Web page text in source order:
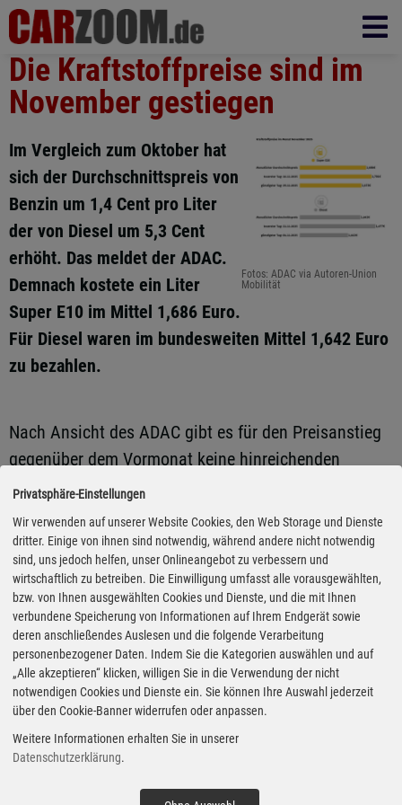
Die Kraftstoffpreise sind im
November gestiegen
Fotos: ADAC via Autoren-Union
Mobilität
Im Vergleich zum Oktober hat
sich der Durchschnittspreis von
Benzin um 1,4 Cent pro Liter
der von Diesel um 5,3 Cent
erhöht. Das meldet der ADAC.
Demnach kostete ein Liter
Super E10 im Mittel 1,686 Euro.
Für Diesel waren im bundesweiten Mittel 1,642 Euro
zu bezahlen.
Nach Ansicht des ADAC gibt es für den Preisanstieg
gegenüber dem Vormonat keine hinreichenden
Gründe. Ein Barrel Rohöl der Sorte Brent kostete im
November etwas weniger als 64 US-Dollar und damit
in etwa so viel wie im Oktober. Lediglich der Euro war
im Vergleich zum US-Dollar im November geringfügig
schwächer als im Oktober.
Im Vergleich zum Vorjahr zeichnet sich aber ab, dass
Tanken bei beiden Sorten 2025 um einige Cent
günstiger sein wird. So liegt nach elf Monaten der
Jahresdurchschnittspreis für Super E10 laut ADAC im
Mittel bei 1,691 Euro und damit 4,8 Cent unter dem
Privatsphäre-Einstellungen
Wir verwenden auf unserer Website Cookies, den Web Storage und Dienste
dritter. Einige von ihnen sind notwendig, während andere nicht notwendig
sind, uns jedoch helfen, unser Onlineangebot zu verbessern und
wirtschaftlich zu betreiben. Die Einwilligung umfasst alle vorausgewählten,
bzw. von Ihnen ausgewählten Cookies und Dienste, und die mit Ihnen
verbundene Speicherung von Informationen auf Ihrem Endgerät sowie
deren anschließendes Auslesen und die folgende Verarbeitung
personenbezogener Daten. Indem Sie die Kategorien auswählen und auf
„Alle akzeptieren“ klicken, willigen Sie in die Verwendung der nicht
notwendigen Cookies und Dienste ein. Sie können Ihre Auswahl jederzeit
über den Cookie-Banner widerrufen oder anpassen.
Weitere Informationen erhalten Sie in unserer
Datenschutzerklärung.